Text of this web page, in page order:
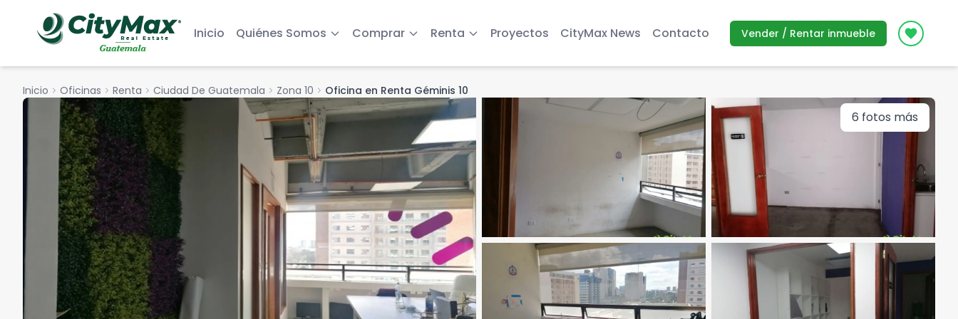
Inicio Quiénes Somos Comprar Renta Proyectos CityMax News Contacto Vender / Rentar inmueble Icon
Inicio chevron_right Oficinas chevron_right Renta chevron_right Ciudad De Guatemala chevron_right Zona 10 chevron_right Oficina en Renta Géminis 10
6 fotos más